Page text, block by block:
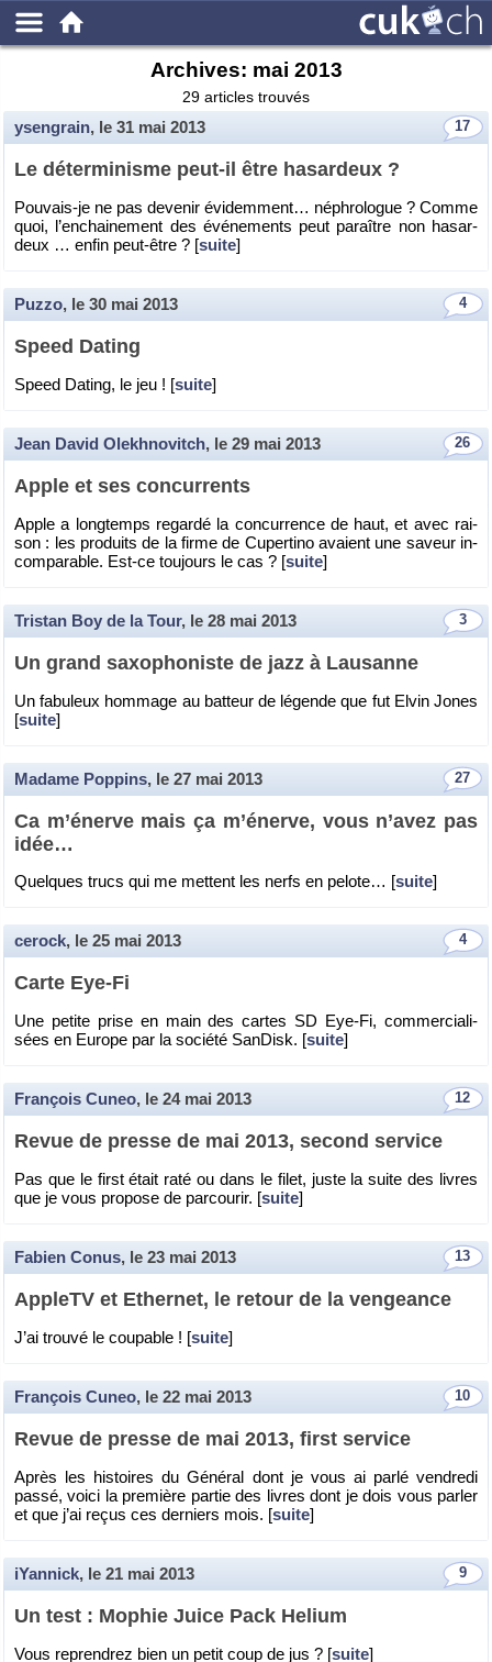
Archives: mai 2013
29 articles trouvés
17
ysengrain, le 31 mai 2013
Le dé­ter­mi­nisme peut-il être ha­sar­deux ?
Pou­vais-je ne pas de­ve­nir évi­dem­ment… né­phro­logue ? Comme
quoi, l’en­chai­ne­ment des évé­ne­ments peut pa­raître non ha­sar­
deux … enfin peut-être ? [suite]
4
Puzzo, le 30 mai 2013
Speed Da­ting
Speed Da­ting, le jeu ! [suite]
26
Jean David Olekhnovitch, le 29 mai 2013
Apple et ses concur­rents
Apple a long­temps re­gardé la concur­rence de haut, et avec rai­
son : les pro­duits de la firme de Cu­per­tino avaient une sa­veur in­
com­pa­rable. Est-ce tou­jours le cas ? [suite]
3
Tristan Boy de la Tour, le 28 mai 2013
Un grand saxo­pho­niste de jazz à Lau­sanne
Un fa­bu­leux hom­mage au bat­teur de lé­gende que fut Elvin Jones
[suite]
27
Madame Poppins, le 27 mai 2013
Ca m’énerve mais ça m’énerve, vous n’avez pas
idée…
Quelques trucs qui me mettent les nerfs en pe­lote… [suite]
4
cerock, le 25 mai 2013
Carte Eye-Fi
Une pe­tite prise en main des cartes SD Eye-Fi, com­mer­cia­li­
sées en Eu­rope par la so­ciété San­Disk. [suite]
12
François Cuneo, le 24 mai 2013
Revue de presse de mai 2013, se­cond ser­vice
Pas que le first était raté ou dans le filet, juste la suite des livres
que je vous pro­pose de par­cou­rir. [suite]
13
Fabien Conus, le 23 mai 2013
Ap­pleTV et Ether­net, le re­tour de la ven­geance
J’ai trouvé le cou­pable ! [suite]
10
François Cuneo, le 22 mai 2013
Revue de presse de mai 2013, first ser­vice
Après les his­toires du Gé­né­ral dont je vous ai parlé ven­dredi
passé, voici la pre­mière par­tie des livres dont je dois vous par­ler
et que j’ai reçus ces der­niers mois. [suite]
9
iYannick, le 21 mai 2013
Un test : Mo­phie Juice Pack He­lium
Vous re­pren­drez bien un petit coup de jus ? [suite]